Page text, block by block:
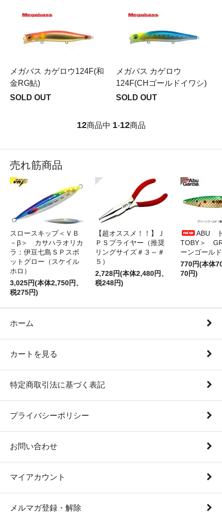
メガバス カゲロウ124F(和
金RG鮎)
SOLD OUT
メガバス カゲロウ
124F(CHゴールドイワシ)
SOLD OUT
12商品中 1-12商品
売れ筋商品
スロースキップ＜ＶＢ
－β＞ カサハラオリカ
ラ：伊豆七島ＳＰスポ
ットグロー（スケイル
ホロ）
3,025円(本体2,750円、
税275円)
【超オススメ！！】Ｊ
ＰＳプライヤー（推奨
リングサイズ＃３～＃
５）
2,728円(本体2,480円、
税248円)
ABU
TOBY＞
ーンゴールド
770円(本体
70円)
ホーム
カートを見る
特定商取引法に基づく表記
プライバシーポリシー
お問い合わせ
マイアカウント
メルマガ登録・解除